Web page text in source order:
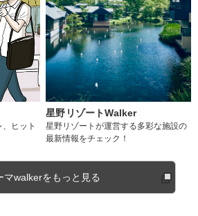
ヒット
星野リゾートWalker
星野リゾートが運営する多彩な施設の
最新情報をチェック！
マwalkerをもっと見る